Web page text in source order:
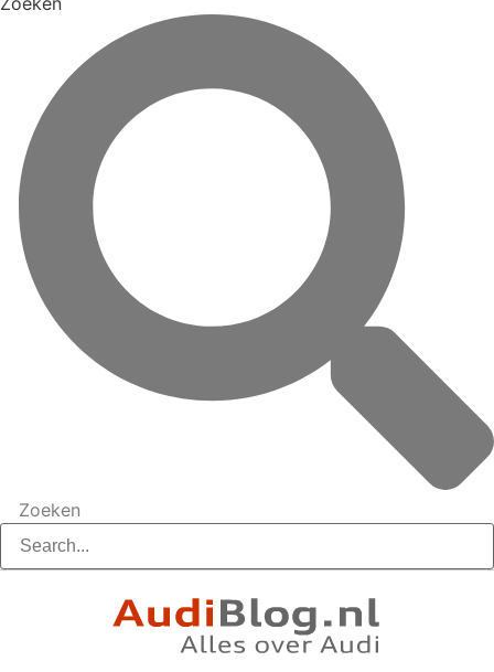
Zoeken